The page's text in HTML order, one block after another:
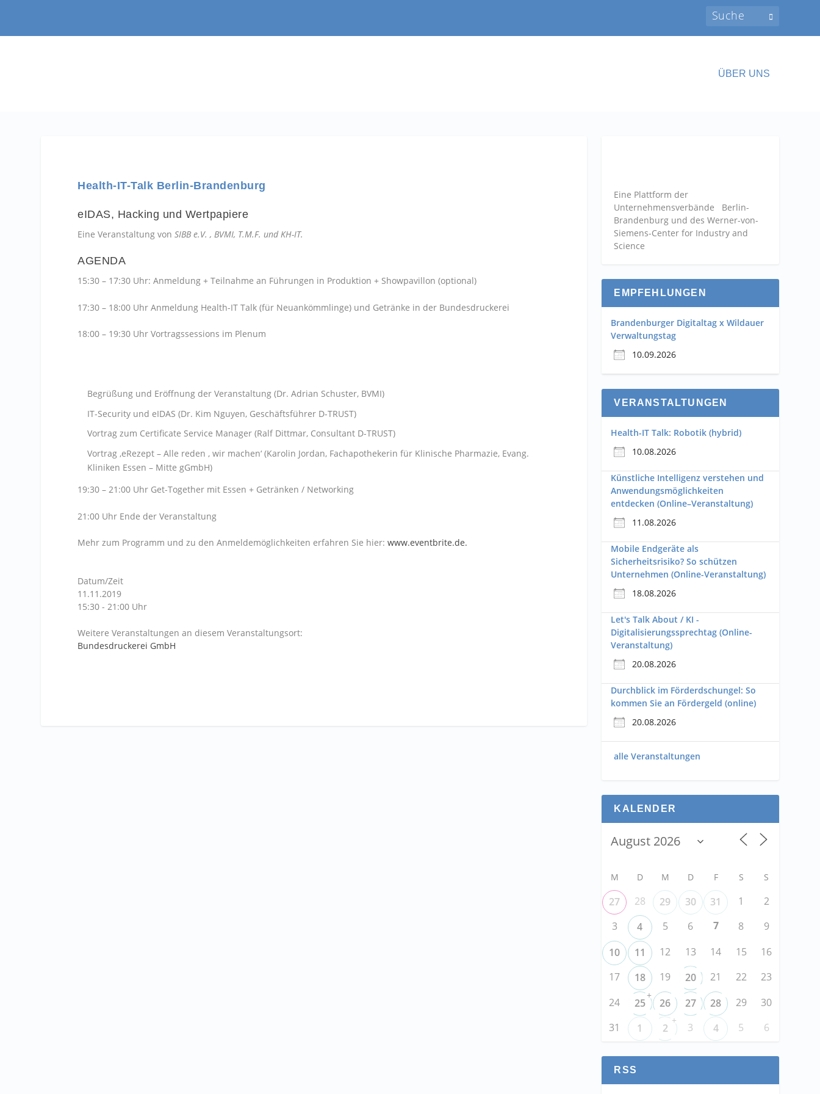
ÜBER UNS
Health-IT-Talk Berlin-Brandenburg
eIDAS, Hacking und Wertpapiere
Eine Veranstaltung vonSIBB e.V. , BVMI, T.M.F. und KH-IT.
AGENDA
15:30 – 17:30 Uhr: Anmeldung + Teilnahme an Führungen in Produktion + Showpavillon (optional)
17:30 – 18:00 Uhr Anmeldung Health-IT Talk (für Neuankömmlinge) und Getränke in der Bundesdruckerei
18:00 – 19:30 Uhr Vortragssessions im Plenum
Begrüßung und Eröffnung der Veranstaltung (Dr. Adrian Schuster, BVMI)
IT-Security und eIDAS (Dr. Kim Nguyen, Geschäftsführer D-TRUST)
Vortrag zum Certificate Service Manager (Ralf Dittmar, Consultant D-TRUST)
Vortrag ‚eRezept – Alle reden , wir machen‘ (Karolin Jordan, Fachapothekerin für Klinische Pharmazie, Evang.
Kliniken Essen – Mitte gGmbH)
19:30 – 21:00 Uhr Get-Together mit Essen + Getränken / Networking
21:00 Uhr Ende der Veranstaltung
Mehr zum Programm und zu den Anmeldemöglichkeiten erfahren Sie hier:www.eventbrite.de.
Datum/Zeit
11.11.2019
15:30 - 21:00 Uhr
Weitere Veranstaltungen an diesem Veranstaltungsort:
Bundesdruckerei GmbH
Eine Plattform der
Unternehmensverbände Berlin-
Brandenburg und des Werner-von-
Siemens-Center for Industry and
Science
EMPFEHLUNGEN
Brandenburger Digitaltag x Wildauer
Verwaltungstag
10.09.2026
VERANSTALTUNGEN
Health-IT Talk: Robotik (hybrid)
10.08.2026
Künstliche Intelligenz verstehen und
Anwendungsmöglichkeiten
entdecken (Online–Veranstaltung)
11.08.2026
Mobile Endgeräte als
Sicherheitsrisiko? So schützen
Unternehmen (Online-Veranstaltung)
18.08.2026
Let's Talk About / KI -
Digitalisierungssprechtag (Online-
Veranstaltung)
20.08.2026
Durchblick im Förderdschungel: So
kommen Sie an Fördergeld (online)
20.08.2026
alle Veranstaltungen
KALENDER
M D M D F S S
27 28 29 30 31 1
2
3
4 5 6 7 8
9
10
11 12 13 14 15
16
17
18 19 20 21 22
23
24
25
+
26 27 28 29
30
31
1 2
+
3 4 5 6
RSS